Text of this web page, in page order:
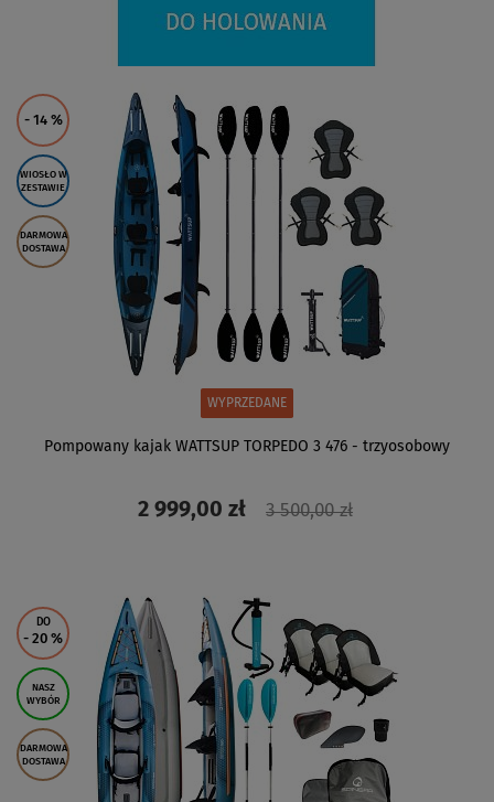
- 14 %
WIOSŁO W
ZESTAWIE
DARMOWA
DOSTAWA
WYPRZEDANE
Pompowany kajak WATTSUP TORPEDO 3 476 - trzyosobowy
2 999,00 zł 3 500,00 zł
ZOBACZ
DO
- 20 %
NASZ
WYBÓR
DARMOWA
DOSTAWA